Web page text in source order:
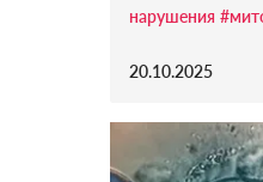
нарушения
20.10.2025